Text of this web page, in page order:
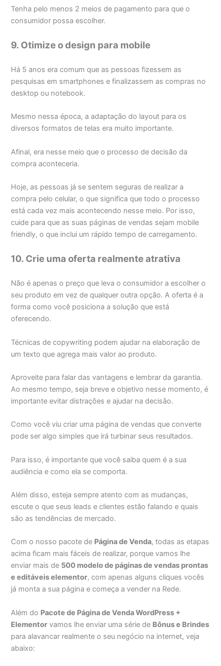
Tenha pelo menos 2 meios de pagamento para que o
consumidor possa escolher.
9. Otimize o design para mobile
Há 5 anos era comum que as pessoas fizessem as
pesquisas em smartphones e finalizassem as compras no
desktop ou notebook.
Mesmo nessa época, a adaptação do layout para os
diversos formatos de telas era muito importante.
Afinal, era nesse meio que o processo de decisão da
compra aconteceria.
Hoje, as pessoas já se sentem seguras de realizar a
compra pelo celular, o que significa que todo o processo
está cada vez mais acontecendo nesse meio. Por isso,
cuide para que as suas páginas de vendas sejam mobile
friendly, o que inclui um rápido tempo de carregamento.
10. Crie uma oferta realmente atrativa
Não é apenas o preço que leva o consumidor a escolher o
seu produto em vez de qualquer outra opção. A oferta é a
forma como você posiciona a solução que está
oferecendo.
Técnicas de copywriting podem ajudar na elaboração de
um texto que agrega mais valor ao produto.
Aproveite para falar das vantagens e lembrar da garantia.
Ao mesmo tempo, seja breve e objetivo nesse momento, é
importante evitar distrações e ajudar na decisão.
Como você viu criar uma página de vendas que converte
pode ser algo simples que irá turbinar seus resultados.
Para isso, é importante que você saiba quem é a sua
audiência e como ela se comporta.
Além disso, esteja sempre atento com as mudanças,
escute o que seus leads e clientes estão falando e quais
são as tendências de mercado.
Com o nosso pacote de Página de Venda, todas as etapas
acima ficam mais fáceis de realizar, porque vamos lhe
enviar mais de 500 modelo de páginas de vendas prontas
e editáveis elementor, com apenas alguns cliques vocês
já monta a sua página e começa a vender na Rede.
Além do Pacote de Página de Venda WordPress +
Elementor vamos lhe enviar uma série de Bônus e Brindes
para alavancar realmente o seu negócio na internet, veja
abaixo: